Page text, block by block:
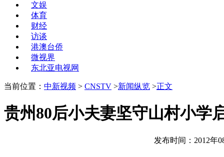
文娱
体育
财经
访谈
港澳台侨
微视界
东北亚电视网
当前位置： 中新视频 > CNSTV >新闻纵览 >正文
贵州80后小夫妻坚守山村小学
发布时间：2012年